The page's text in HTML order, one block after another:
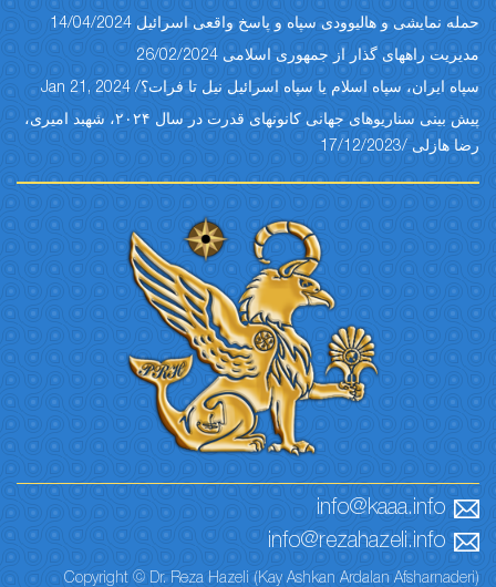
حمله نمایشی و هالیوودی سپاه و پاسخ واقعی اسرائیل 14/04/2024
مدیریت راههای گذار از جمهوری اسلامی 26/02/2024
سپاه ایران، سپاه اسلام یا سپاه اسرائیل نیل تا فرات؟/ Jan 21, 2024
پیش بینی سناریوهای جهانی کانونهای قدرت در سال ۲۰۲۴، شهبد امیری،
رضا هازلی /17/12/2023
info@kaaa.info
info@rezahazeli.info
Copyright © Dr. Reza Hazeli (Kay Ashkan Ardalan Afsharnaderi)